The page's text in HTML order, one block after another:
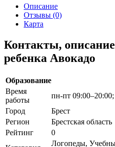
Описание
Отзывы (0)
Карта
Контакты,
ребенка Авокадо
Образование
Время
работы
пн-пт
Город
Брест
Регион
Брестская область
Рейтинг
0
Логопеды,